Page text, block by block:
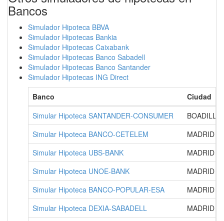
Bancos
Simulador Hipoteca BBVA
Simulador Hipotecas Bankia
Simulador Hipotecas Caixabank
Simulador Hipotecas Banco Sabadell
Simulador Hipotecas Banco Santander
Simulador Hipotecas ING Direct
Banco
Ciudad
Simular Hipoteca SANTANDER-CONSUMER
BOADILLA
Simular Hipoteca BANCO-CETELEM
MADRID
Simular Hipoteca UBS-BANK
MADRID
Simular Hipoteca UNOE-BANK
MADRID
Simular Hipoteca BANCO-POPULAR-ESA
MADRID
Simular Hipoteca DEXIA-SABADELL
MADRID